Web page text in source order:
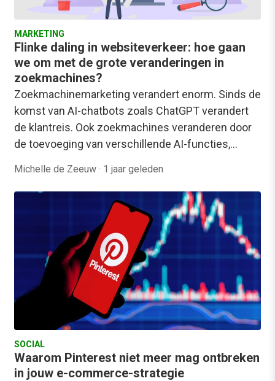
MARKETING
Flinke daling in websiteverkeer: hoe gaan
we om met de grote veranderingen in
zoekmachines?
Zoekmachinemarketing verandert enorm. Sinds de
komst van AI-chatbots zoals ChatGPT verandert
de klantreis. Ook zoekmachines veranderen door
de toevoeging van verschillende AI-functies,…
Michelle de Zeeuw · 1 jaar geleden
SOCIAL
Waarom Pinterest niet meer mag ontbreken
in jouw e-commerce-strategie